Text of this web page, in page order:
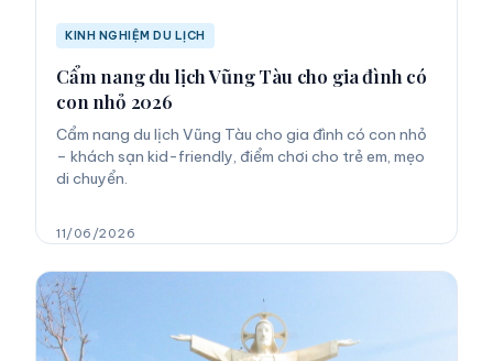
KINH NGHIỆM DU LỊCH
Cẩm nang du lịch Vũng Tàu cho gia đình có
con nhỏ 2026
Cẩm nang du lịch Vũng Tàu cho gia đình có con nhỏ
– khách sạn kid-friendly, điểm chơi cho trẻ em, mẹo
di chuyển.
11/06/2026